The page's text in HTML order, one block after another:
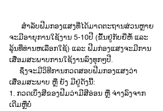
ຈະມີອາຍຸການໃຊ້ງານ 5-10ປີ (ຂື້ນຢູ່ກັບຍີ່ຫໍ້ ແລະ
ລຸ້ນທີ່ທ່ານຫເລືອກໃຊ້) ແລະ ຟີມກ່ອງແສງຈະມີການ
ເສື່ອມສະພາບການໃຊ້ງານລົງທຸກໆປີ.
ເສື່ອມສະພາບ ຫຼື ຍັງ ມີຢູ່ດັງນີ້:
1.​ ກວດເບິ່ງສີຂອງຟີມວ່າມີສີອ່ອນ ຫຼື ຈ່າງລົງຈາກ
ເດີມຫຼືບໍ່